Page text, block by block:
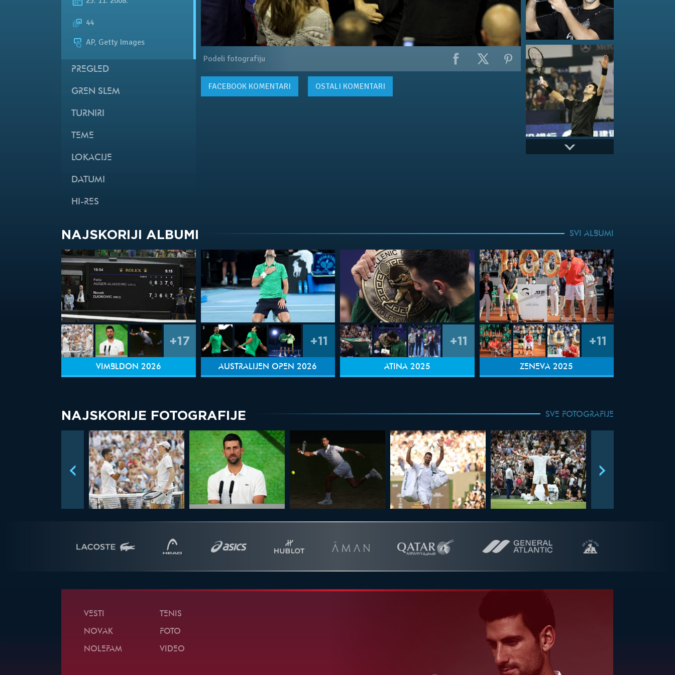
44
AP, Getty Images
PREGLED
GREN SLEM
TURNIRI
TEME
LOKACIJE
DATUMI
HI-RES
Podeli fotografiju
FACEBOOKKOMENTARI OSTALI KOMENTARI
NAJSKORIJI ALBUMI SVI ALBUMI
+17
VIMBLDON 2026
+11
AUSTRALIJEN OPEN 2026
+11
ATINA 2025
+11
ŽENEVA 2025
NAJSKORIJE FOTOGRAFIJE SVE FOTOGRAFIJE
VESTI
NOVAK
NOLEFAM
TENIS
FOTO
VIDEO